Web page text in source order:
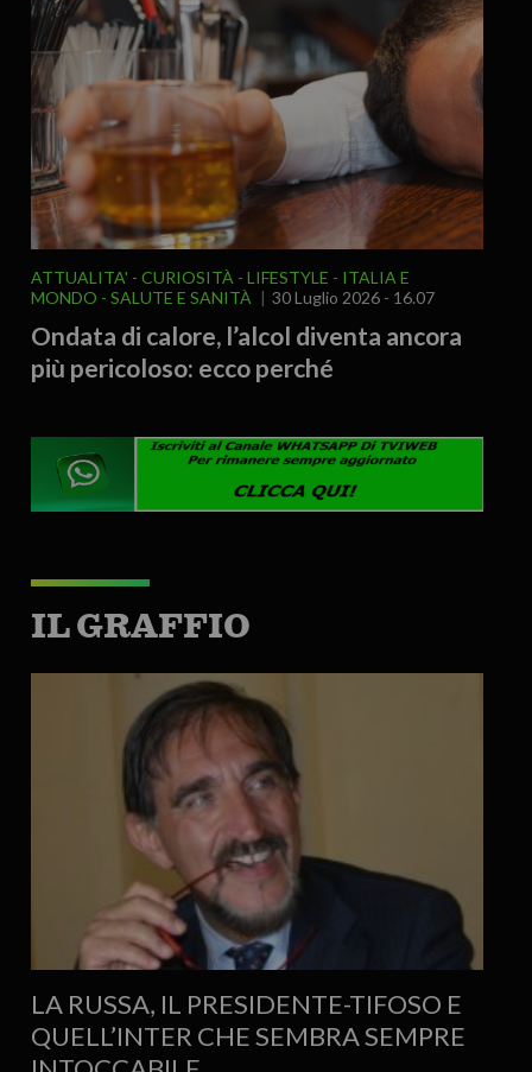
ATTUALITA' CURIOSITÀ - LIFESTYLE
ITALIA E
MONDO
SALUTE E SANITÀ 30 Luglio 2026 - 16.07
Ondata di calore, l’alcol diventa ancora
più pericoloso: ecco perché
IL GRAFFIO
LA RUSSA, IL PRESIDENTE-TIFOSO E
QUELL’INTER CHE SEMBRA SEMPRE